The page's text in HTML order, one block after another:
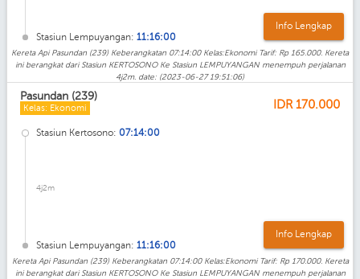
Stasiun Lempuyangan: 11:16:00
Info Lengkap
Kereta Api Pasundan (239) Keberangkatan 07:14:00 Kelas:Ekonomi Tarif: Rp 165.000. Kereta
ini berangkat dari Stasiun KERTOSONO Ke Stasiun LEMPUYANGAN menempuh perjalanan
4j2m. date: (2023-06-27 19:51:06)
Pasundan (239)
Kelas: Ekonomi IDR 170.000
Stasiun Kertosono: 07:14:00
4j2m
Stasiun Lempuyangan: 11:16:00
Info Lengkap
Kereta Api Pasundan (239) Keberangkatan 07:14:00 Kelas:Ekonomi Tarif: Rp 170.000. Kereta
ini berangkat dari Stasiun KERTOSONO Ke Stasiun LEMPUYANGAN menempuh perjalanan